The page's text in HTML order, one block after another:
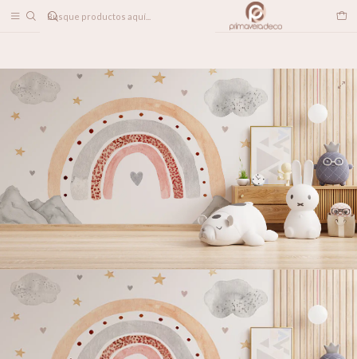
PAPELES MURALES INFANTIL Acuarela en Arcoiris